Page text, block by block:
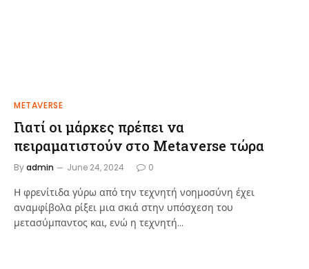
METAVERSE
Γιατί οι μάρκες πρέπει να
πειραματιστούν στο Metaverse τώρα
Byadmin June 24, 2024 0
Η φρενίτιδα γύρω από την τεχνητή νοημοσύνη έχει
αναμφίβολα ρίξει μια σκιά στην υπόσχεση του
μετασύμπαντος και, ενώ η τεχνητή…